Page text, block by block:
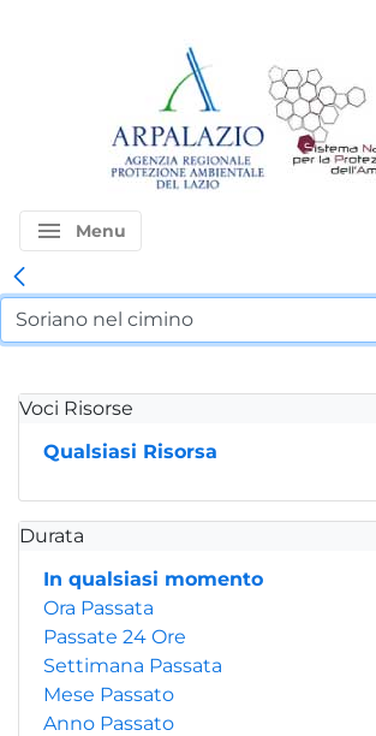
menu Menu
Voci Risorse
Qualsiasi Risorsa
Durata
In qualsiasi momento
Ora Passata
Passate 24 Ore
Settimana Passata
Mese Passato
Anno Passato